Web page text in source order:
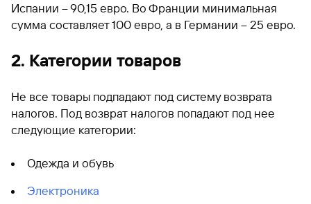
Испании – 90,15 евро. Во Франции минимальная
сумма составляет 100 евро, а в Германии – 25 евро.
2. Категории товаров
Не все товары подпадают под систему возврата
налогов. Под возврат налогов попадают под нее
следующие категории:
Одежда и обувь
Электроника